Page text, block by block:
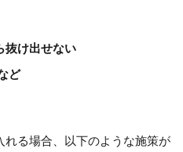
抜け出せない
ど
れる場合、以下のような施策が